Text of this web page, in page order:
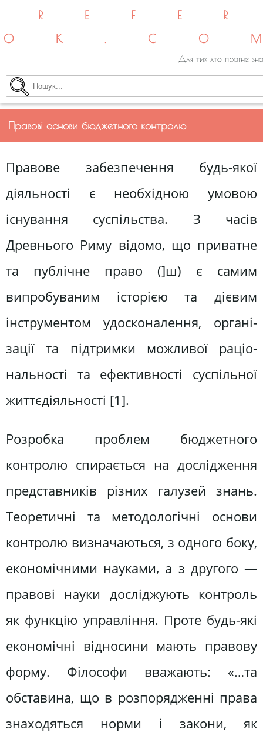
Для тих хто прагне
Правові основи бюджетного контролю
Правове забезпечення будь-якої
діяльності є необхідною умо­вою
існування суспільства. З часів
Древнього Риму відомо, що приватне
та публічне право (]ш) є са­мим
випробуваним історією та дієвим
інструментом удосконалення, органі­
зації та підтримки можливої раціо­
нальності та ефективності суспільної
життєдіяльності [1].
Розробка проблем бюджетного
контролю спирається на дослідження
представників різних галузей знань.
Теоретичні та методологічні основи
контролю визначаються, з одного бо­ку,
економічними науками, а з друго­го —
правові науки досліджують кон­троль
як функцію управління. Проте будь-які
економічні відносини мають правову
форму. Філософи вважають: «…та
обставина, що в розпорядженні права
знаходяться норми і закони, як